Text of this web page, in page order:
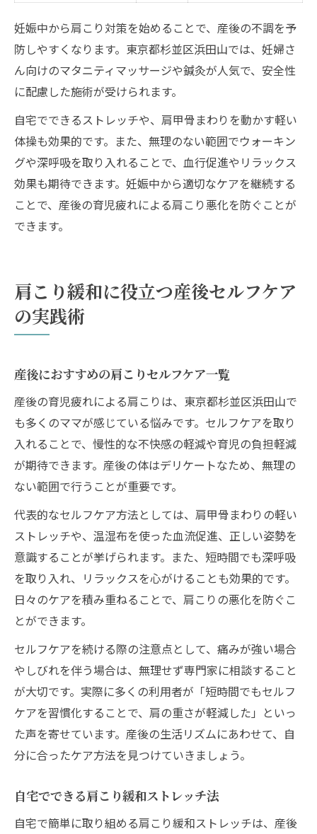
妊娠中から肩こり対策を始めることで、産後の不調を予
防しやすくなります。東京都杉並区浜田山では、妊婦さ
ん向けのマタニティマッサージや鍼灸が人気で、安全性
に配慮した施術が受けられます。
自宅でできるストレッチや、肩甲骨まわりを動かす軽い
体操も効果的です。また、無理のない範囲でウォーキン
グや深呼吸を取り入れることで、血行促進やリラックス
効果も期待できます。妊娠中から適切なケアを継続する
ことで、産後の育児疲れによる肩こり悪化を防ぐことが
できます。
肩こり緩和に役立つ産後セルフケア
の実践術
産後におすすめの肩こりセルフケア一覧
産後の育児疲れによる肩こりは、東京都杉並区浜田山で
も多くのママが感じている悩みです。セルフケアを取り
入れることで、慢性的な不快感の軽減や育児の負担軽減
が期待できます。産後の体はデリケートなため、無理の
ない範囲で行うことが重要です。
代表的なセルフケア方法としては、肩甲骨まわりの軽い
ストレッチや、温湿布を使った血流促進、正しい姿勢を
意識することが挙げられます。また、短時間でも深呼吸
を取り入れ、リラックスを心がけることも効果的です。
日々のケアを積み重ねることで、肩こりの悪化を防ぐこ
とができます。
セルフケアを続ける際の注意点として、痛みが強い場合
やしびれを伴う場合は、無理せず専門家に相談すること
が大切です。実際に多くの利用者が「短時間でもセルフ
ケアを習慣化することで、肩の重さが軽減した」といっ
た声を寄せています。産後の生活リズムにあわせて、自
分に合ったケア方法を見つけていきましょう。
自宅でできる肩こり緩和ストレッチ法
自宅で簡単に取り組める肩こり緩和ストレッチは、産後